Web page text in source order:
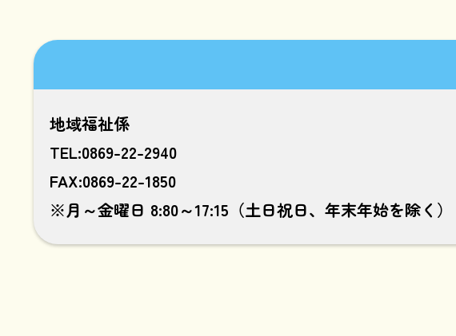
地域福祉係
TEL:0869-22-2940
FAX:0869-22-1850
※月～金曜日 8:80～17:15（土日祝日、年末年始を除く）